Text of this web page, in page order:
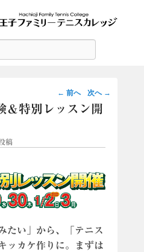
リーテニスカレッ
ジ
投
稿
ゲ
シ
ョ
← 前へ 次へ →
＆特別レッスン開
稿
たい」から、「テニス
ッカケ作りに。まずは